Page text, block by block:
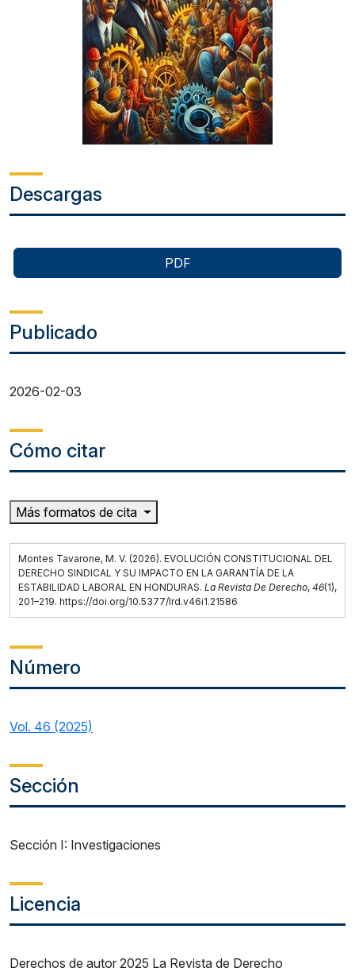
Descargas
PDF
Publicado
2026-02-03
Cómo citar
Más formatos de cita
Montes Tavarone, M. V. (2026). EVOLUCIÓN CONSTITUCIONAL DEL
DERECHO SINDICAL Y SU IMPACTO EN LA GARANTÍA DE LA
ESTABILIDAD LABORAL EN HONDURAS. La Revista De Derecho, 46(1),
201–219. https://doi.org/10.5377/lrd.v46i1.21586
Número
Vol. 46 (2025)
Sección
Sección I: Investigaciones
Licencia
Derechos de autor 2025 La Revista de Derecho